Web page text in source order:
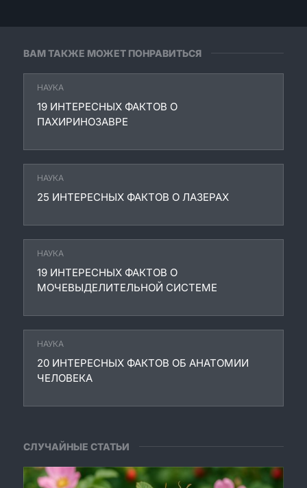
ВАМ ТАКЖЕ МОЖЕТ ПОНРАВИТЬСЯ
НАУКА
19 ИНТЕРЕСНЫХ ФАКТОВ О
ПАХИРИНОЗАВРЕ
НАУКА
25 ИНТЕРЕСНЫХ ФАКТОВ О ЛАЗЕРАХ
НАУКА
19 ИНТЕРЕСНЫХ ФАКТОВ О
МОЧЕВЫДЕЛИТЕЛЬНОЙ СИСТЕМЕ
НАУКА
20 ИНТЕРЕСНЫХ ФАКТОВ ОБ АНАТОМИИ
ЧЕЛОВЕКА
СЛУЧАЙНЫЕ СТАТЬИ